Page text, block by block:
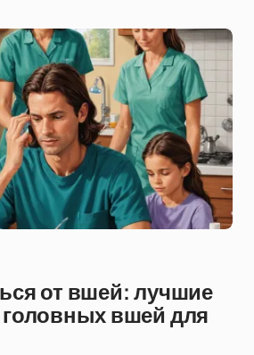
от вшей: лучшие
головных вшей для